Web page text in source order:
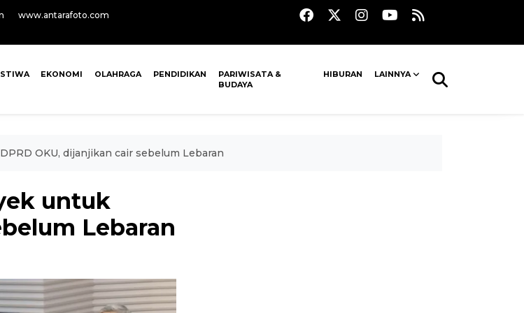
www.antarafoto.com
EKONOMI OLAHRAGA PENDIDIKAN
PARIWISATA &
BUDAYA
HIBURAN LAINNYA
OKU, dijanjikan cair sebelum Lebaran
untuk
Lebaran